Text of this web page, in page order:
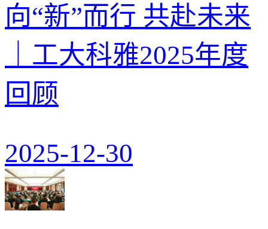
向“新”而行 共赴未来
｜工大科雅2025年度
回顾
2025-12-30